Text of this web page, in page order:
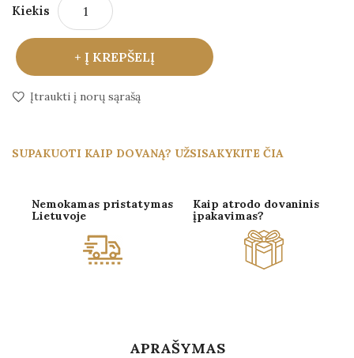
Kiekis
Į KREPŠELĮ
Įtraukti į norų sąrašą
SUPAKUOTI KAIP DOVANĄ? UŽSISAKYKITE ČIA
Nemokamas pristatymas
Lietuvoje
Kaip atrodo dovaninis
įpakavimas?
APRAŠYMAS